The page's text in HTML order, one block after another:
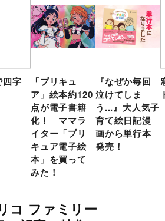
四字
「プリキュ
ア」絵本約120
点が電子書籍
化！ ママラ
イター「プリ
キュア電子絵
本」を買って
みた！
『なぜか毎回
泣けてしま
う...』大人気子
育て絵日記漫
画から単行本
発売！
コ ファミリー